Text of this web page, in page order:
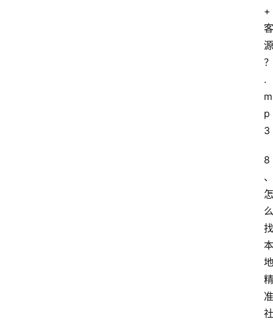
+
客
源
？
.
m
p
3
8
、
怎
么
找
本
地
精
准
社